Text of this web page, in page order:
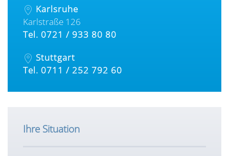
Karlsruhe
Karlstraße 126
Tel. 0721 / 933 80 80
Stuttgart
Tel. 0711 / 252 792 60
Ihre Situation